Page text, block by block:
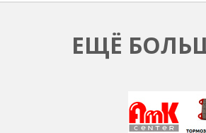
ЕЩЁ